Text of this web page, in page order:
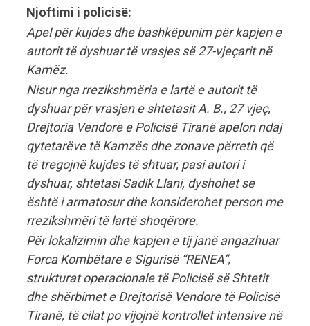
Njoftimi i policisë:
Apel për kujdes dhe bashkëpunim për kapjen e
autorit të dyshuar të vrasjes së 27-vjeçarit në
Kamëz.
Nisur nga rrezikshmëria e lartë e autorit të
dyshuar për vrasjen e shtetasit A. B., 27 vjeç,
Drejtoria Vendore e Policisë Tiranë apelon ndaj
qytetarëve të Kamzës dhe zonave përreth që
të tregojnë kujdes të shtuar, pasi autori i
dyshuar, shtetasi Sadik Llani, dyshohet se
është i armatosur dhe konsiderohet person me
rrezikshmëri të lartë shoqërore.
Për lokalizimin dhe kapjen e tij janë angazhuar
Forca Kombëtare e Sigurisë “RENEA”,
strukturat operacionale të Policisë së Shtetit
dhe shërbimet e Drejtorisë Vendore të Policisë
Tiranë, të cilat po vijojnë kontrollet intensive në